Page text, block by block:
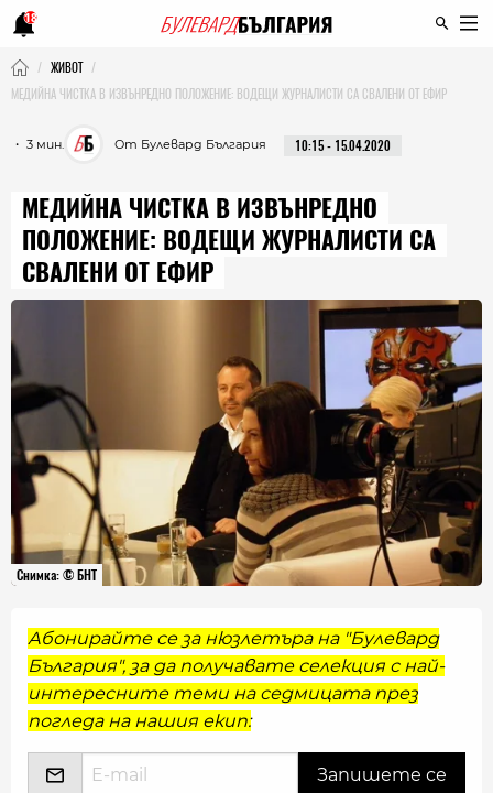
18
ЖИВОТ
МЕДИЙНА ЧИСТКА В ИЗВЪНРЕДНО ПОЛОЖЕНИЕ: ВОДЕЩИ ЖУРНАЛИСТИ СА СВАЛЕНИ ОТ ЕФИР
・ 3 мин. От Булевард България 10:15 - 15.04.2020
МЕДИЙНА ЧИСТКА В ИЗВЪНРЕДНО
ПОЛОЖЕНИЕ: ВОДЕЩИ ЖУРНАЛИСТИ СА
СВАЛЕНИ ОТ ЕФИР
Снимка: © БНТ
Абонирайте се за нюзлетъра на "Булевард
България", за да получавате селекция с най-
интересните теми на седмицата през
погледа на нашия екип: